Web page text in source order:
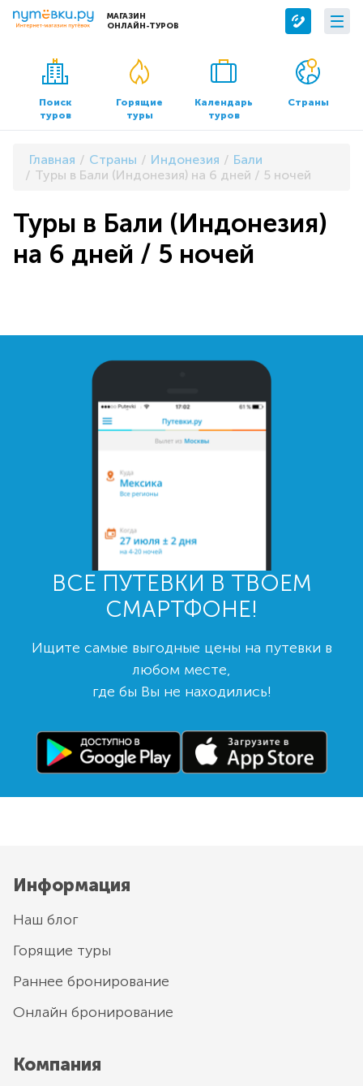
МАГАЗИН
ОНЛАЙН-ТУРОВ
Сервисы
Бронирование отелей
Трансфер
О компании
О нас
Контакты
Документы и реквизиты
Поиск
туров
Горящие
туры
Календарь
туров
Страны
Главная Страны Индонезия
Бали
Туры в Бали (Индонезия) на 6 дней / 5 ночей
Туры в Бали (Индонезия)
на 6 дней / 5 ночей
ВСЕ ПУТЕВКИ В ТВОЕМ
СМАРТФОНЕ!
Ищите самые выгодные цены на путевки в
любом месте,
где бы Вы не находились!
Информация
Наш блог
Горящие туры
Раннее бронирование
Онлайн бронирование
Компания